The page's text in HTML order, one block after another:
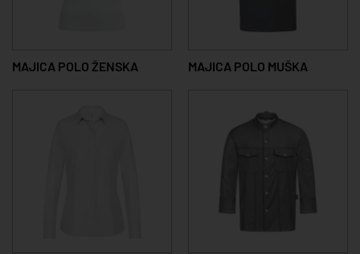
MAJICA POLO ŽENSKA MAJICA POLO MUŠKA